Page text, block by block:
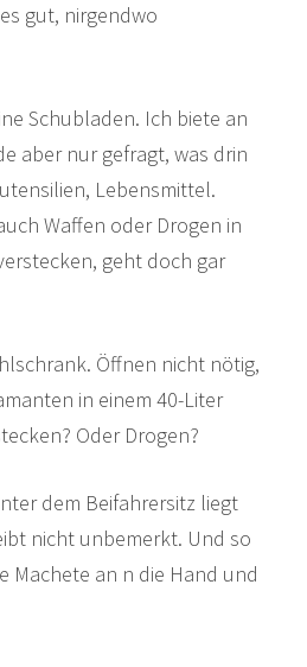
gut, nirgendwo
Schubladen. Ich biete an
aber nur gefragt, was drin
Lebensmittel.
Waffen oder Drogen in
geht doch gar
Öffnen nicht nötig,
in einem 40-Liter
Oder Drogen?
dem Beifahrersitz liegt
nicht unbemerkt. Und so
Machete an n die Hand und